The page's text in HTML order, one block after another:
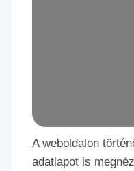
A weboldalon
adatlapot is